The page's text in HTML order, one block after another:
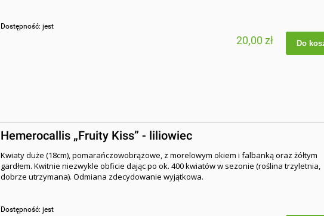
Dostępność: jest
20,00 zł Do
Hemerocallis „Fruity Kiss” - liliowiec
Kwiaty duże (18cm), pomarańczowobrązowe, z morelowym okiem i falbanką oraz żółtym
gardłem. Kwitnie niezwykle obficie dając po ok. 400 kwiatów w sezonie (roślina trzyletnia,
dobrze utrzymana). Odmiana zdecydowanie wyjątkowa.
Dostępność: jest